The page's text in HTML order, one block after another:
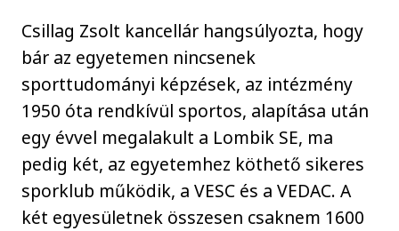
Csillag Zsolt kancellár hangsúlyozta, hogy
bár az egyetemen nincsenek
sporttudományi képzések, az intézmény
1950 óta rendkívül sportos, alapítása után
egy évvel megalakult a Lombik SE, ma
pedig két, az egyetemhez köthető sikeres
sporklub működik, a VESC és a VEDAC. A
két egyesületnek összesen csaknem 1600